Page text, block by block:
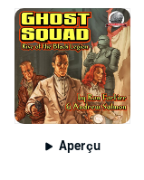
Aperçu